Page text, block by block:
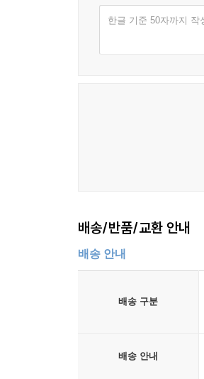
한글 기준 50자까지 작
배송/반품/교환 안내
배송 안내
배송 구분
배송 안내